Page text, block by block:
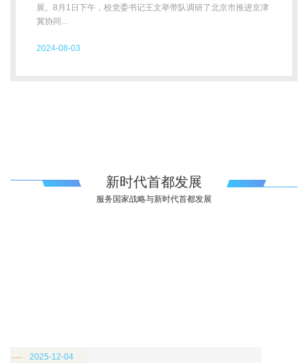
展。8月1日下午，校党委书记王文举带队调研了北京市推进京津
冀协同...
2024-08-03
新时代首都发展
服务国家战略与新时代首都发展
2025-12-04